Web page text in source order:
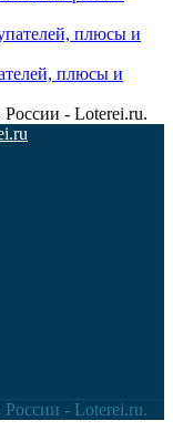
плюсы и
- Loterei.ru.
- Loterei.ru.